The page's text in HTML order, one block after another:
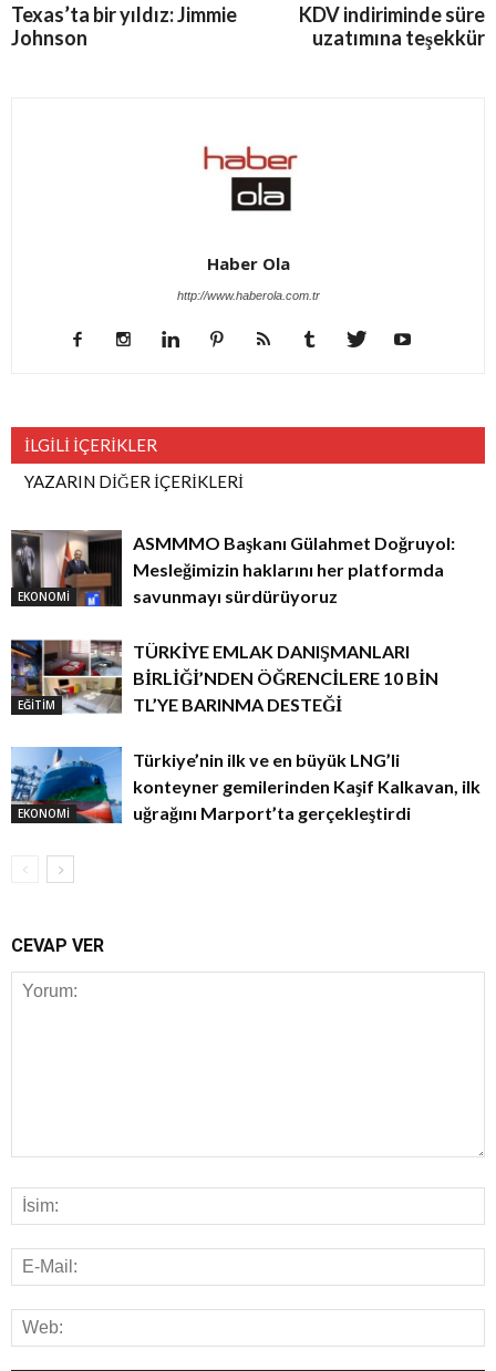
Texas’ta bir yıldız: Jimmie
Johnson
KDV indiriminde süre
uzatımına teşekkür
Haber Ola
http://www.haberola.com.tr
İLGİLİ İÇERİKLER
YAZARIN DİĞER İÇERİKLERİ
EKONOMİ
ASMMMO Başkanı Gülahmet Doğruyol:
Mesleğimizin haklarını her platformda
savunmayı sürdürüyoruz
EĞİTİM
TÜRKİYE EMLAK DANIŞMANLARI
BİRLİĞİ’NDEN ÖĞRENCİLERE 10 BİN
TL’YE BARINMA DESTEĞİ
EKONOMİ
Türkiye’nin ilk ve en büyük LNG’li
konteyner gemilerinden Kaşif Kalkavan, ilk
uğrağını Marport’ta gerçekleştirdi
CEVAP VER